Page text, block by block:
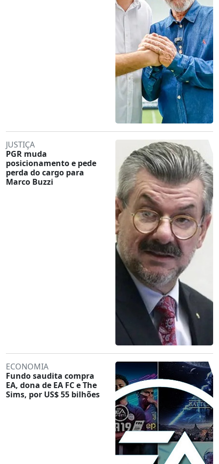
JUSTIÇA
PGR muda
posicionamento e pede
perda do cargo para
Marco Buzzi
ECONOMIA
Fundo saudita compra
EA, dona de EA FC e The
Sims, por US$ 55 bilhões